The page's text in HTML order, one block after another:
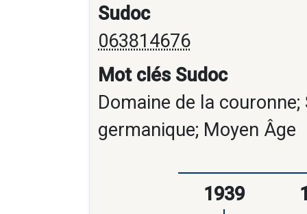
Sudoc
063814676
Mot clés Sudoc
Domaine de la
germanique; Moyen Âge
1939